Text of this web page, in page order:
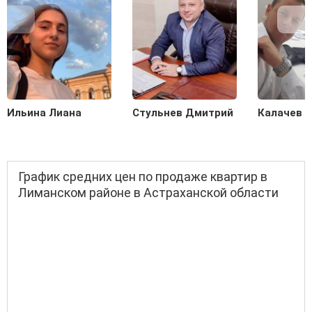
Ильина Лиана Стульнев Дмитрий Калачев
График средних цен по продаже квартир в
Лиманском районе в Астраханской области